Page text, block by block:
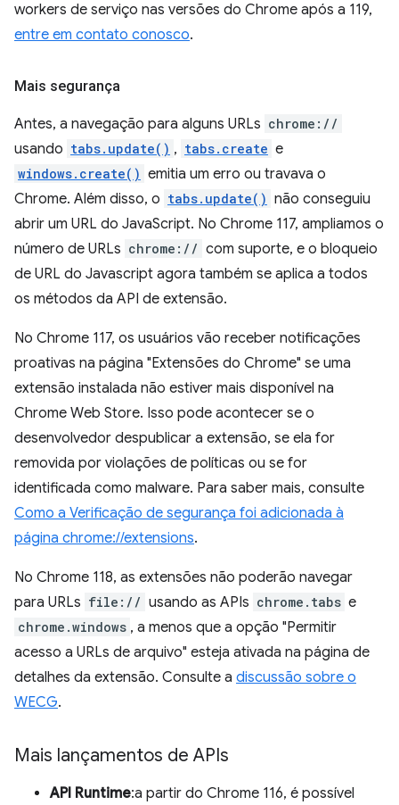
workers de serviço nas versões do Chrome após a 119,
entre em contato conosco.
Mais segurança
Antes, a navegação para alguns URLs chrome://
usando tabs.update() , tabs.create e
windows.create() emitia um erro ou travava o
Chrome. Além disso, o tabs.update() não conseguiu
abrir um URL do JavaScript. No Chrome 117, ampliamos o
número de URLs chrome:// com suporte, e o bloqueio
de URL do Javascript agora também se aplica a todos
os métodos da API de extensão.
No Chrome 117, os usuários vão receber notificações
proativas na página "Extensões do Chrome" se uma
extensão instalada não estiver mais disponível na
Chrome Web Store. Isso pode acontecer se o
desenvolvedor despublicar a extensão, se ela for
removida por violações de políticas ou se for
identificada como malware. Para saber mais, consulte
Como a Verificação de segurança foi adicionada à
página chrome://extensions.
No Chrome 118, as extensões não poderão navegar
para URLs file:// usando as APIs chrome.tabs e
chrome.windows , a menos que a opção "Permitir
acesso a URLs de arquivo" esteja ativada na página de
detalhes da extensão. Consulte a discussão sobre o
WECG.
Mais lançamentos de APIs
API Runtime:a partir do Chrome 116, é possível